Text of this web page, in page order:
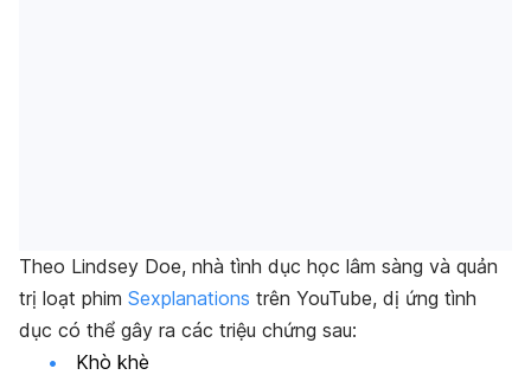
Theo Lindsey Doe, nhà tình dục học lâm sàng và quản
trị loạt phim Sexplanations trên YouTube, dị ứng tình
dục có thể gây ra các triệu chứng sau:
Khò khè